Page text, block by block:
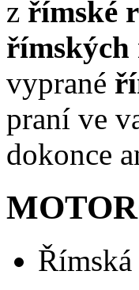
z římské
římských
vyprané
praní ve
dokonce